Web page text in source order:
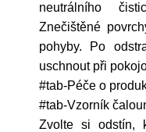
neutrálního
Znečištěné
pohyby. Po
uschnout při
#tab-Péče o
#tab-Vzorník
Zvolte si odstín,